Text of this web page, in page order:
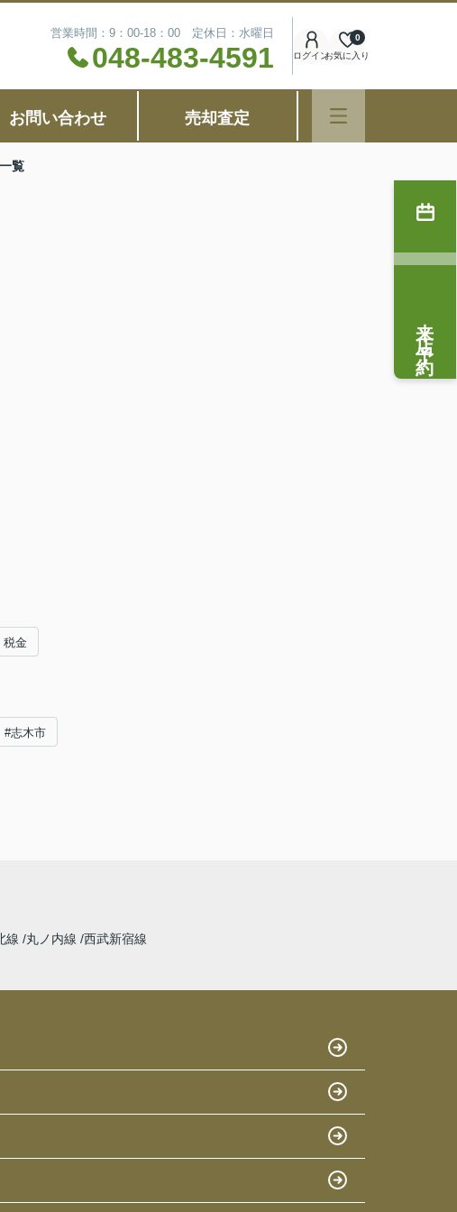
営業時間：9：00-18：00 定休日：水曜日
048-483-4591 ログインお気に入り
0
お問い合わせ 売却査定
覧
税金
#志木市
来店予約
線 丸ノ内線 西武新宿線